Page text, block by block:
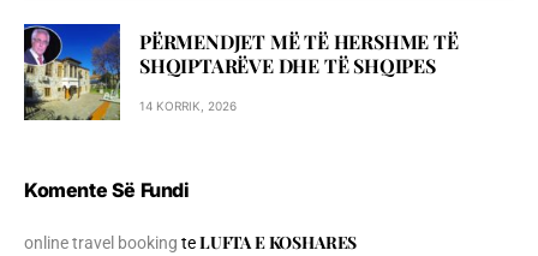
PËRMENDJET MË TË HERSHME TË
SHQIPTARËVE DHE TË SHQIPES
14 KORRIK, 2026
Komente Së Fundi
online travel booking teLUFTA E KOSHARES